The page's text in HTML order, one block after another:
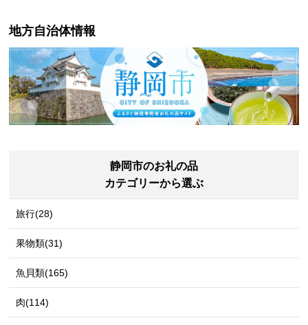
地方自治体情報
静岡市のお礼の品
カテゴリーから選ぶ
旅行(28)
果物類(31)
魚貝類(165)
肉(114)